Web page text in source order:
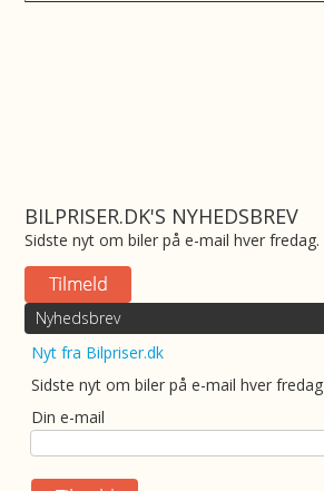
BILPRISER.DK'S NYHEDSBREV
Sidste nyt om biler på e-mail hver fredag.
Nyhedsbrev
Nyt fra Bilpriser.dk
Sidste nyt om biler på e-mail hver fredag
Din e-mail